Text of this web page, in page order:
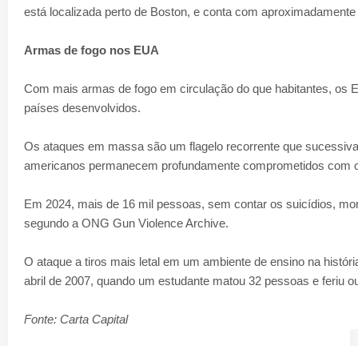
está localizada perto de Boston, e conta com
Armas de fogo nos EUA
Com mais armas de fogo em circulação do que habitantes,
países desenvolvidos.
Os ataques em massa são um flagelo recorrente que
americanos permanecem profundamente comprometidos com
Em 2024, mais de 16 mil pessoas, sem contar os suicídios,
segundo a ONG Gun Violence Archive.
O ataque a tiros mais letal em um ambiente de ensino na
abril de 2007, quando um estudante matou 32 pessoas e feriu
Fonte: Carta Capital